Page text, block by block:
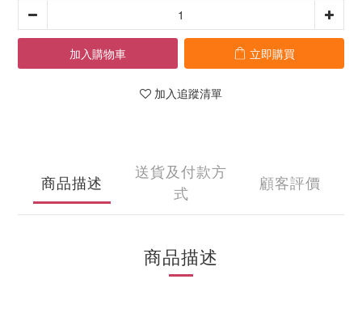
加入購物車 立即購買
加入追蹤清單
商品描述
送貨及付款方
式
顧客評價
商品描述